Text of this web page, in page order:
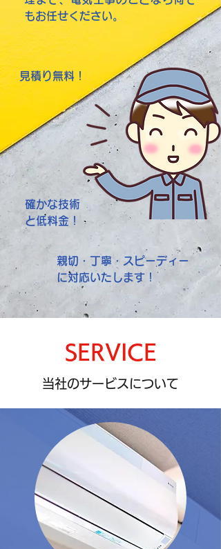
確かな技術
と低料金！
もお任せください。
見積り無料！
親切・丁寧・スピーディー
に対応いたします！
SERVICE
当社のサービスについて